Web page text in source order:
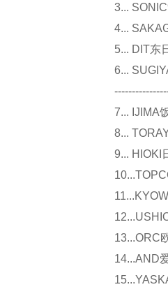
3...
4...
5... DIT东
6...
7... IJIMA
8...
9... HIOKI
13...ORC
14...AND